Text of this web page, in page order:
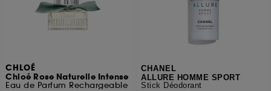
CHLOÉ
Chloé Rose Naturelle Intense
Eau de Parfum Rechargeable
CHANEL
ALLURE HOMME SPORT
Stick Déodorant